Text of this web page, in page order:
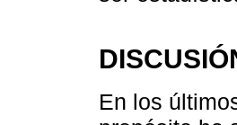
En los